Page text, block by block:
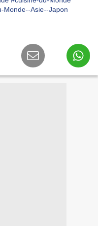
Monde--Asie--Japon